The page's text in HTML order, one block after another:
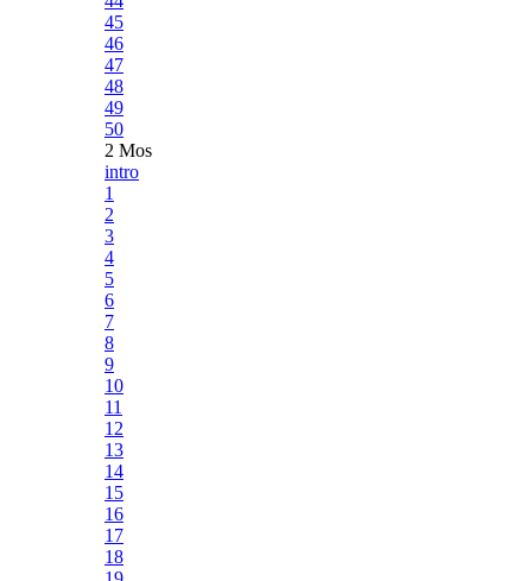
45
46
47
48
49
50
2 Mos
intro
1
2
3
4
5
6
7
8
9
10
11
12
13
14
15
16
17
18